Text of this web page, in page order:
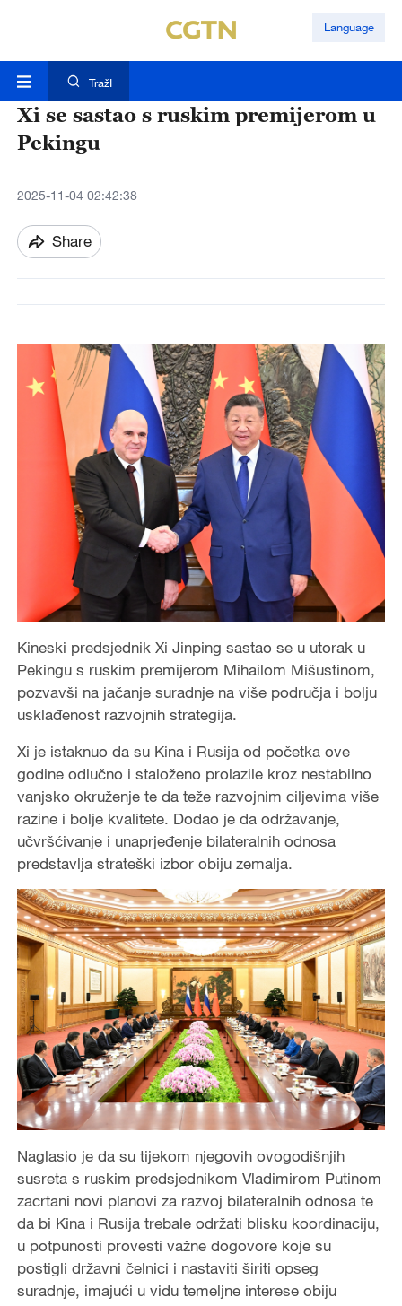
Language
TražI
Xi se sastao s ruskim premijerom u
Pekingu
2025-11-04 02:42:38
Share
Kineski predsjednik Xi Jinping sastao se u utorak u
Pekingu s ruskim premijerom Mihailom Mišustinom,
pozvavši na jačanje suradnje na više područja i bolju
usklađenost razvojnih strategija.
Xi je istaknuo da su Kina i Rusija od početka ove
godine odlučno i staloženo prolazile kroz nestabilno
vanjsko okruženje te da teže razvojnim ciljevima više
razine i bolje kvalitete. Dodao je da održavanje,
učvršćivanje i unaprjeđenje bilateralnih odnosa
predstavlja strateški izbor obiju zemalja.
Naglasio je da su tijekom njegovih ovogodišnjih
susreta s ruskim predsjednikom Vladimirom Putinom
zacrtani novi planovi za razvoj bilateralnih odnosa te
da bi Kina i Rusija trebale održati blisku koordinaciju,
u potpunosti provesti važne dogovore koje su
postigli državni čelnici i nastaviti širiti opseg
suradnje, imajući u vidu temeljne interese obiju